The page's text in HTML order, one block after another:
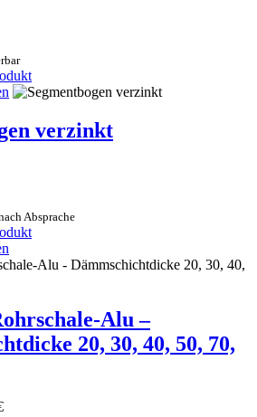
können
auf
der
gewählt
werden
€
Dieses
mehrere
können
auf
Produktseite
verzinkt
€
Absprache
Produkt
Varianten
auf.
Die
Alu –
20, 30, 40, 50, 70,
Preisspanne: